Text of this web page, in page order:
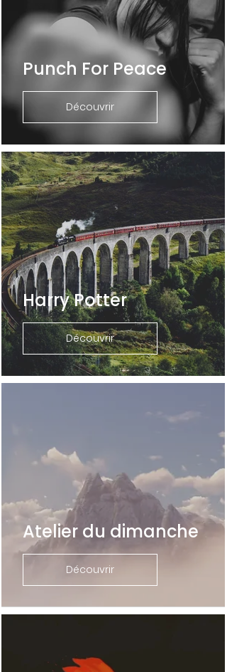
Punch For Peace
Découvrir
Harry Potter
Découvrir
Atelier du dimanche
Découvrir